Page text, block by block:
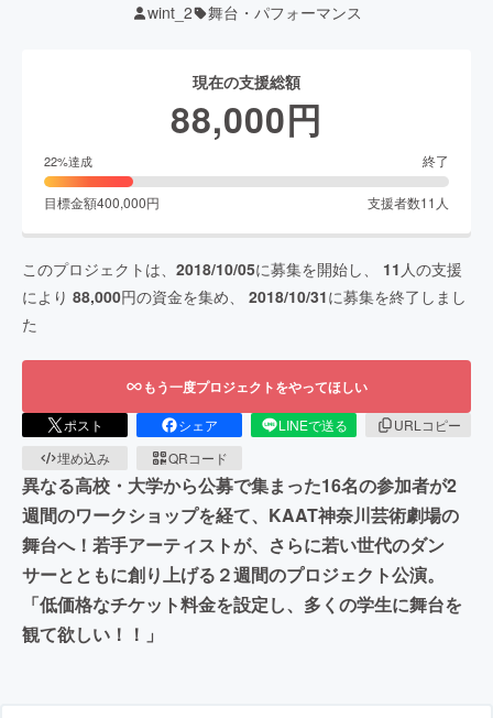
wint_2 舞台・パフォーマンス
現在の支援総額
88,000円
22%達成 終了
目標金額400,000円 支援者数11 人
このプロジェクトは、 2018/10/05に募集を開始し、 11 人の支援
により 88,000円の資金を集め、 2018/10/31に募集を終了しまし
た
もう一度プロジェクトをやってほしい
ポスト シェア LINEで送る
URLコピー
埋め込み
QRコード
異なる高校・大学から公募で集まった16名の参加者が2
週間のワークショップを経て、KAAT神奈川芸術劇場の
舞台へ！若手アーティストが、さらに若い世代のダン
サーとともに創り上げる２週間のプロジェクト公演。
「低価格なチケット料金を設定し、多くの学生に舞台を
観て欲しい！！」